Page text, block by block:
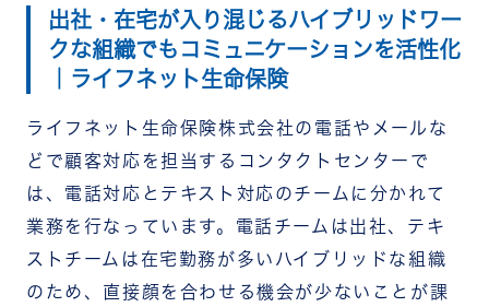
出社・在宅が入り混じるハイブリッドワー
クな組織でもコミュニケーションを活性化
｜ライフネット生命保険
ライフネット生命保険株式会社の電話やメールな
どで顧客対応を担当するコンタクトセンターで
は、電話対応とテキスト対応のチームに分かれて
業務を行なっています。電話チームは出社、テキ
ストチームは在宅勤務が多いハイブリッドな組織
のため、直接顔を合わせる機会が少ないことが課